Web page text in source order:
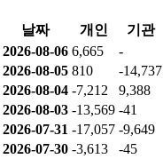
날짜 개인 기관
2026-08-06 6,665 -
2026-08-05 810 -14,737
2026-08-04 -7,212 9,388
2026-08-03 -13,569 -41
2026-07-31 -17,057 -9,649
2026-07-30 -3,613 -45